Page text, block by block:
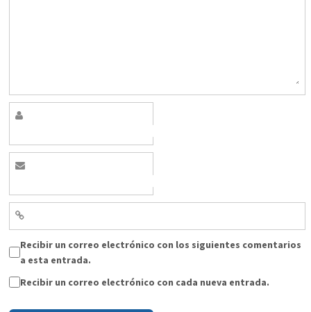
Recibir un correo electrónico con los siguientes comentarios
a esta entrada.
Recibir un correo electrónico con cada nueva entrada.